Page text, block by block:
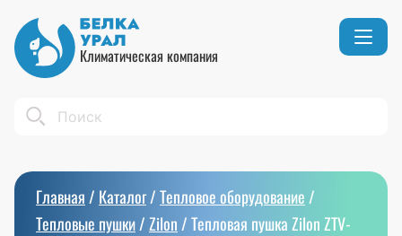
Климатическая компания
Search
Главная / Каталог/Тепловое оборудование /
Тепловые пушки/Zilon /Тепловая пушка Zilon ZTV-
Кондиционеры
Вентиляция
Тепловое оборудование
Реквизиты
Сертификаты